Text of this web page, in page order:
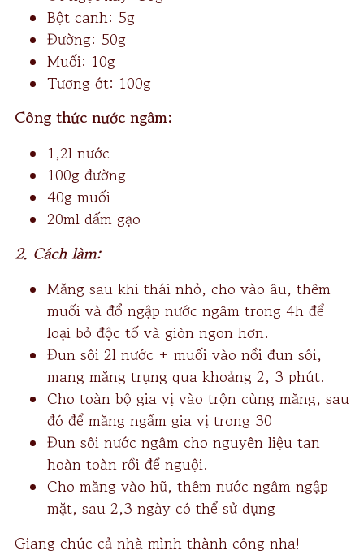
Bột canh: 5g
Đường: 50g
Muối: 10g
Tương ớt: 100g
Công thức nước ngâm:
1,2l nước
100g đường
40g muối
20ml dấm gạo
2. Cách làm:
Măng sau khi thái nhỏ, cho vào âu, thêm
muối và đổ ngập nước ngâm trong 4h để
loại bỏ độc tố và giòn ngon hơn.
Đun sôi 2l nước + muối vào nồi đun sôi,
mang măng trụng qua khoảng 2, 3 phút.
Cho toàn bộ gia vị vào trộn cùng măng, sau
đó để măng ngấm gia vị trong 30
Đun sôi nước ngâm cho nguyên liệu tan
hoàn toàn rồi để nguội.
Cho măng vào hũ, thêm nước ngâm ngập
mặt, sau 2,3 ngày có thể sử dụng
Giang chúc cả nhà mình thành công nha!